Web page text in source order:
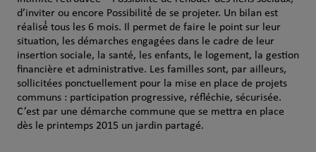
d’inviter ou encore Possibilité́ de se projeter. Un bilan est
réalisé́ tous les 6 mois. Il permet de faire le point sur leur
situation, les démarches engagées dans le cadre de leur
insertion sociale, la santé, les enfants, le logement, la gestion
financière et administrative. Les familles sont, par ailleurs,
sollicitées ponctuellement pour la mise en place de projets
communs : participation progressive, réfléchie, sécurisée.
C’est par une démarche commune que se mettra en place
dès le printemps 2015 un jardin partagé.